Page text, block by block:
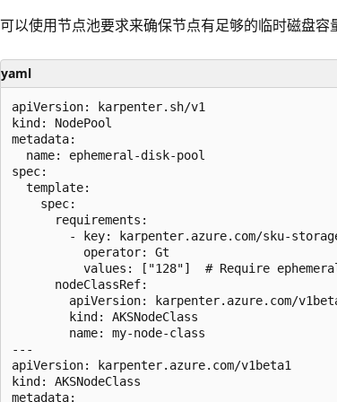
可以使用节点池要求来确保节点有足够的临时磁盘容
yaml
apiVersion: karpenter.sh/v1
kind: NodePool
metadata:
  name: ephemeral-disk-pool
spec:
  template:
    spec:
      requirements:
- key: karpenter.azure.com/sku-
          operator: Gt
values: ["128"]  # Require
      nodeClassRef:
apiVersion: karpenter.azure.com/
        kind: AKSNodeClass
        name: my-node-class
---
apiVersion: karpenter.azure.com/v1beta1
kind: AKSNodeClass
metadata: